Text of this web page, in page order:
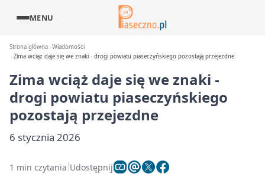
MENU
Strona główna Wiadomości
Zima wciąż daje się we znaki - drogi powiatu piaseczyńskiego pozostają przejezdne
Zima wciąż daje się we znaki -
drogi powiatu piaseczyńskiego
pozostają przejezdne
6 stycznia 2026
1 min czytania Udostępnij